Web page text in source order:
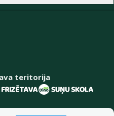
teritorija